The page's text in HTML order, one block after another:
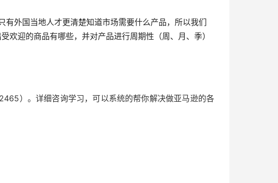
有外国当地人才更清楚知道市场需要什么产品，所以我们
欢迎的商品有哪些，并对产品进行周期性（周、月、季）
）。详细咨询学习，可以系统的帮你解决做亚马逊的各